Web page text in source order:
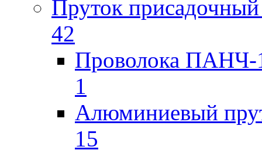
Пруток
42
Проволока ПАНЧ-
1
Алюминиевый
15